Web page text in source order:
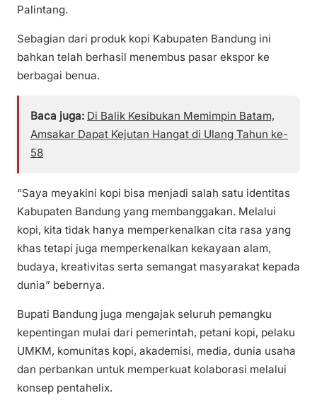
Palintang.
Sebagian dari produk kopi Kabupaten Bandung ini
bahkan telah berhasil menembus pasar ekspor ke
berbagai benua.
Baca juga: Di Balik Kesibukan Memimpin Batam,
Amsakar Dapat Kejutan Hangat di Ulang Tahun ke-
58
“Saya meyakini kopi bisa menjadi salah satu identitas
Kabupaten Bandung yang membanggakan. Melalui
kopi, kita tidak hanya memperkenalkan cita rasa yang
khas tetapi juga memperkenalkan kekayaan alam,
budaya, kreativitas serta semangat masyarakat kepada
dunia” bebernya.
Bupati Bandung juga mengajak seluruh pemangku
kepentingan mulai dari pemerintah, petani kopi, pelaku
UMKM, komunitas kopi, akademisi, media, dunia usaha
dan perbankan untuk memperkuat kolaborasi melalui
konsep pentahelix.